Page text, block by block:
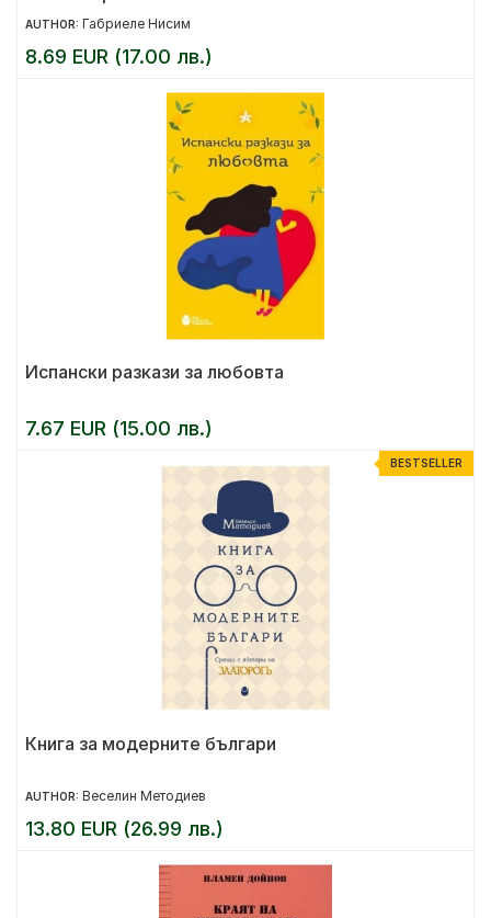
AUTHOR: Габриеле Нисим
8.69 EUR (17.00 лв.)
Испански разкази за любовта
7.67 EUR (15.00 лв.)
BESTSELLER
Книга за модерните българи
AUTHOR: Веселин Методиев
13.80 EUR (26.99 лв.)